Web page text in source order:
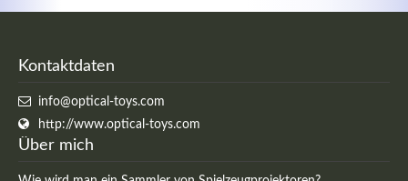
Kontaktdaten
info@optical-toys.com
http://www.optical-toys.com
Über mich